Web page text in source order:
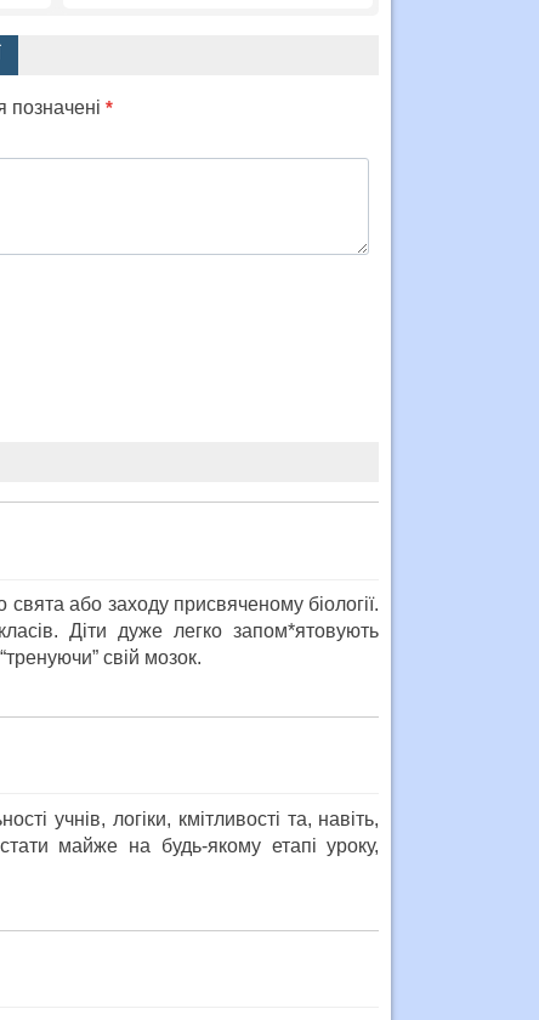
позначені *
або заходу присвяченому біології.
Діти дуже легко запом*ятовують
свій мозок.
учнів, логіки, кмітливості та, навіть,
майже на будь-якому етапі уроку,